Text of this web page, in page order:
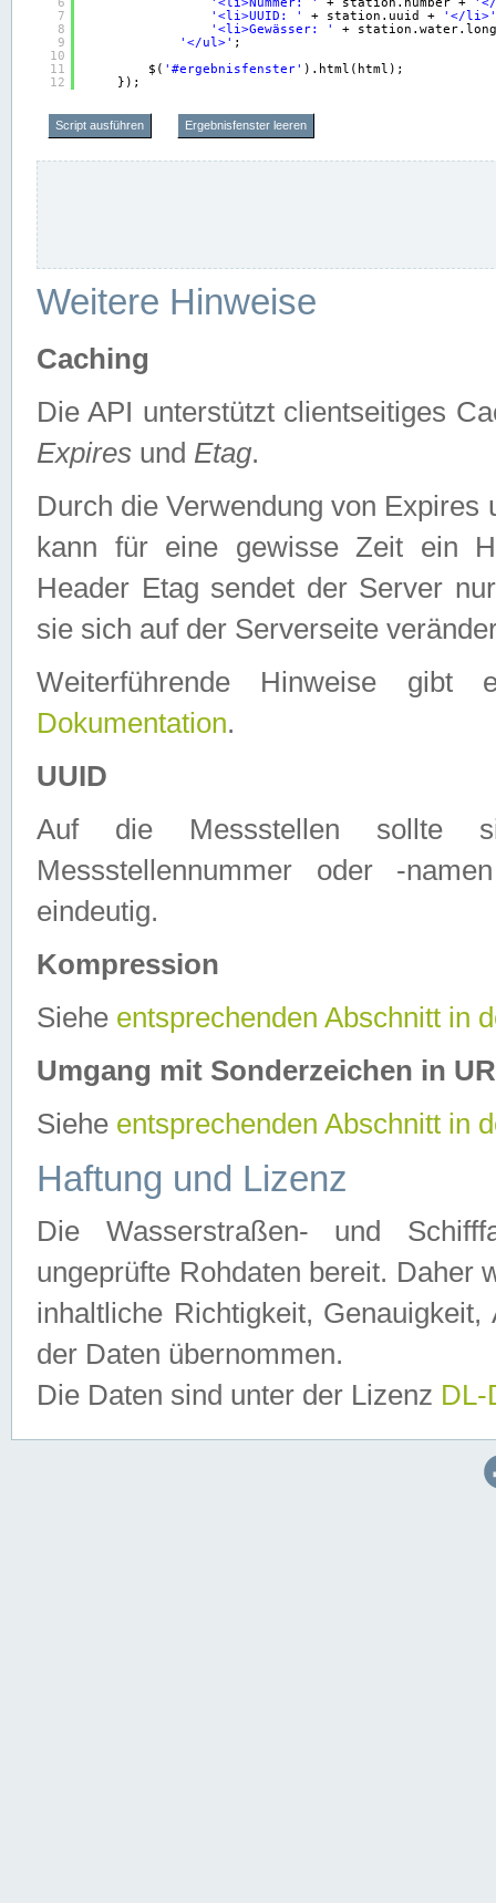
7
8
9
10
11
12
'<li>UUID: '
+ station.uuid +
'</li>'
'<li>Gewässer: '
+
'</ul>' ;
$( '#ergebnisfenster' ).html(html);
});
Script ausführen Ergebnisfenster leeren
Weitere Hinweise
Caching
Die API unterstützt clientseitiges
Expires und Etag.
Durch die Verwendung von
kann für eine gewisse Zeit ein
Header Etag sendet der Server
sie sich auf der Serverseite
Weiterführende Hinweise
Dokumentation.
UUID
Auf die Messstellen sollte
Messstellennummer oder -
eindeutig.
Kompression
Siehe entsprechenden Abschnitt in
Umgang mit Sonderzeichen in
Siehe entsprechenden Abschnitt in
Haftung und Lizenz
Die Wasserstraßen- und
ungeprüfte Rohdaten bereit. Daher
inhaltliche Richtigkeit,
der Daten übernommen.
Die Daten sind unter der Lizenz